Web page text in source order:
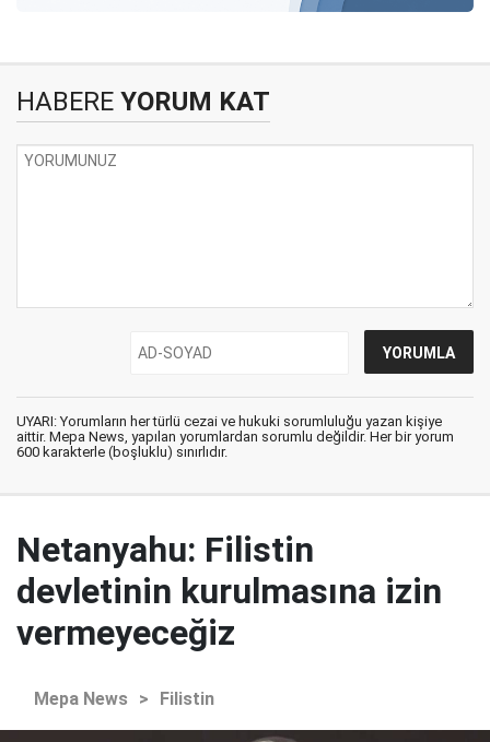
HABERE YORUM KAT
UYARI: Yorumların her türlü cezai ve hukuki sorumluluğu yazan kişiye
aittir. Mepa News, yapılan yorumlardan sorumlu değildir. Her bir yorum
600 karakterle (boşluklu) sınırlıdır.
Netanyahu: Filistin
devletinin kurulmasına izin
vermeyeceğiz
Mepa News > Filistin